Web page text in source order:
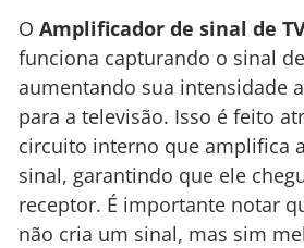
O Amplificador de sinal de
funciona capturando o sinal
aumentando sua intensidade
para a televisão. Isso é feito
circuito interno que amplifica
sinal, garantindo que ele
receptor. É importante notar
não cria um sinal, mas sim